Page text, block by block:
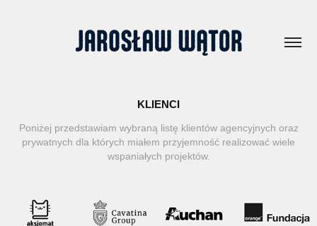
KLIENCI
Poniżej przedstawiam wybraną listę klientów agencyjnych oraz
prywatnych dla których miałem przyjemność realizować wiele
wspaniałych projektów.